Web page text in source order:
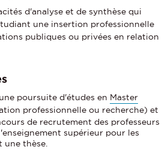
d'analyse et de synthèse qui
une insertion professionnelle
publiques ou privées en relation
poursuite d'études en Master
professionnelle ou recherche) et
de recrutement des professeurs
supérieur pour les
thèse.